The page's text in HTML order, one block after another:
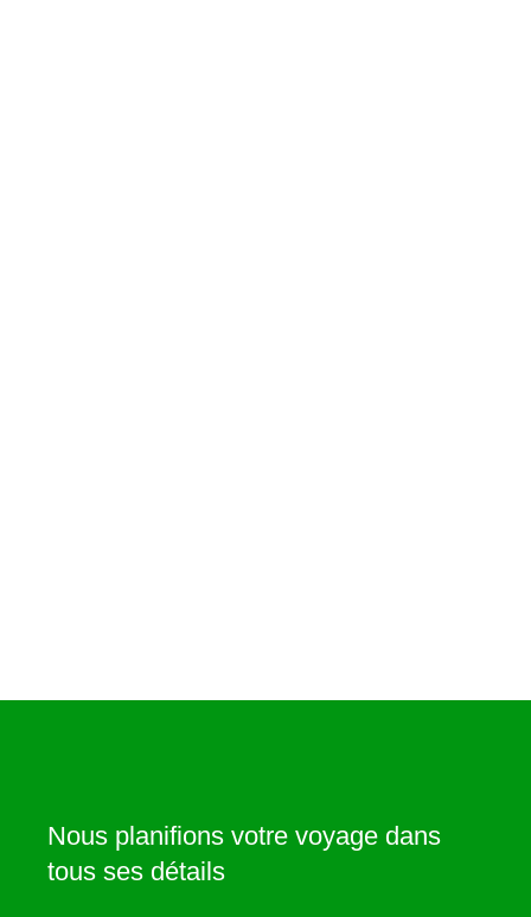
Nous planifions votre voyage dans
tous ses détails